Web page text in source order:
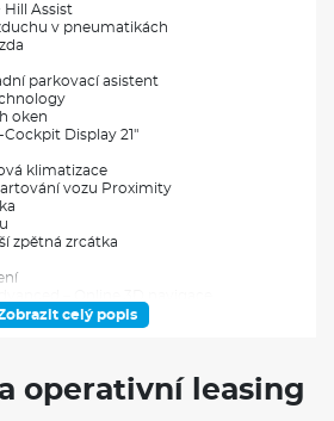
Hill Assist
v pneumatikách
parkovací asistent
oken
Display 21"
klimatizace
vozu Proximity
zpětná zrcátka
černá s výbrusem
a opěrka nohy
celý popis
operativní leasing